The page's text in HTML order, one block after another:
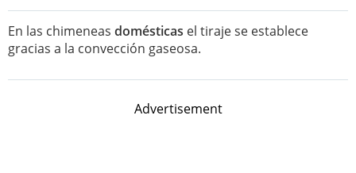
En las chimeneas domésticas el tiraje se establece
gracias a la convección gaseosa.
Advertisement